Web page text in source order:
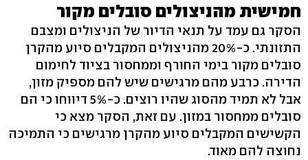
חמישית מהניצולים סובלים מקור
הסקר גם עמד על תנאי הדיור של הניצולים ומצבם
התזונתי. כ-20% מהניצולים המקבלים סיוע מהקרן
סובלים מקור בימי החורף וממחסור בציוד לחימום
הדירה. כרבע מהם מרגישים שיש להם מספיק מזון,
אבל לא תמיד מהסוג שהיו רוצים. כ-5% דיווחו כי הם
סובלים ממחסור במזון. עם זאת, הסקר מצא כי
הקשישים המקבלים סיוע מהקרן מרגישים כי התמיכה
נחוצה להם מאוד.